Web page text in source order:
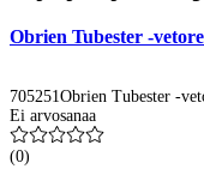
Obrien Tubester -
705251 Obrien Tubester -
Ei arvosanaa
(0)